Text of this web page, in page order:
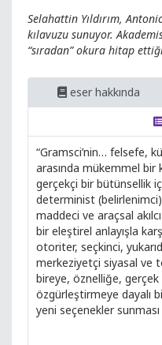
Selahattin Yıldırım,
kılavuzu sunuyor.
“sıradan” okura hitap
eser hakkında
“Gramsci’nin… felsefe,
arasında mükemmel bir
gerçekçi bir bütünsellik
determinist
maddeci ve araçsal
bir eleştirel anlayışla
otoriter, seçkinci,
merkeziyetçi siyasal ve
bireye, öznelliğe,
özgürleştirmeye dayalı
yeni seçenekler sunması